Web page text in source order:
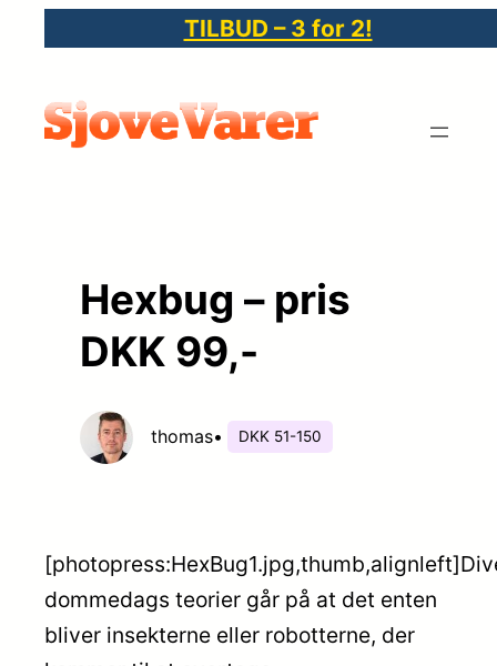
indhold
TILBUD – 3 for 2!
Hexbug – pris
DKK 99,-
thomas• DKK 51-150
dommedags teorier går på at det enten
bliver insekterne eller robotterne, der